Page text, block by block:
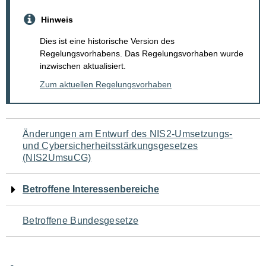
Hinweis
Dies ist eine historische Version des
Regelungsvorhabens. Das Regelungsvorhaben wurde
inzwischen aktualisiert.
Zum aktuellen Regelungsvorhaben
Navigation
für
den
Seiteninhalt
Änderungen am Entwurf des NIS2-Umsetzungs-
und Cybersicherheitsstärkungsgesetzes
(NIS2UmsuCG)
Betroffene Interessenbereiche
Betroffene Bundesgesetze